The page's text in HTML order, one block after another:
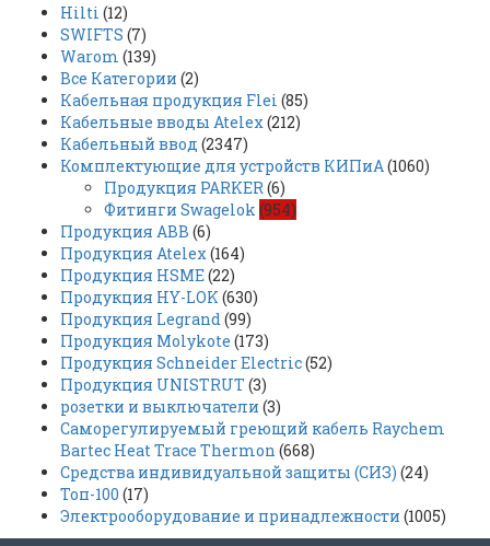
Hilti (12)
SWIFTS (7)
Warom (139)
Все Категории (2)
Кабельная продукция Flei (85)
Кабельные вводы Atelex (212)
Кабельный ввод (2347)
Комплектующие для устройств КИПиА (1060)
Продукция PARKER (6)
Фитинги Swagelok (954)
Продукция ABB (6)
Продукция Atelex (164)
Продукция HSME(22)
Продукция HY-LOK (630)
Продукция Legrand (99)
Продукция Molykote (173)
Продукция Schneider Electric(52)
Продукция UNISTRUT (3)
розетки и выключатели (3)
Саморегулируемый греющий кабель Raychem
Bartec Heat Trace Thermon (668)
Средства индивидуальной защиты (СИЗ) (24)
Топ-100 (17)
Электрооборудование и принадлежности (1005)